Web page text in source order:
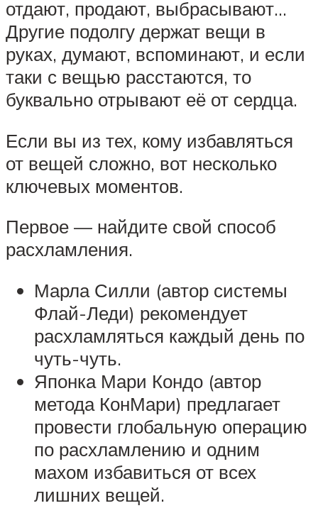
отдают, продают, выбрасывают…
Другие подолгу держат вещи в
руках, думают, вспоминают, и если
таки с вещью расстаются, то
буквально отрывают её от сердца.
Если вы из тех, кому избавляться
от вещей сложно, вот несколько
ключевых моментов.
Первое — найдите свой способ
расхламления.
Марла Силли (автор системы
Флай-Леди) рекомендует
расхламляться каждый день по
чуть-чуть.
Японка Мари Кондо (автор
метода КонМари) предлагает
провести глобальную операцию
по расхламлению и одним
махом избавиться от всех
лишних вещей.